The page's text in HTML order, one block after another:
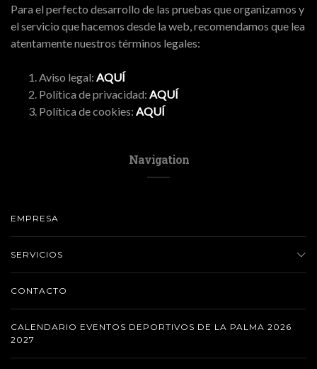
Para el perfecto desarrollo de las pruebas que organizamos y
el servicio que hacemos desde la web, recomendamos que lea
atentamente nuestros términos legales:
Aviso legal: AQUÍ
Política de privacidad: AQUÍ
Política de cookies: AQUÍ
Navigation
EMPRESA
SERVICIOS
CONTACTO
CALENDARIO EVENTOS DEPORTIVOS DE LA PALMA 2026
2027